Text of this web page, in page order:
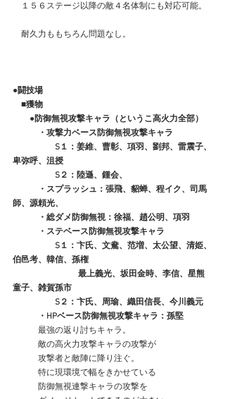
１５６ステージ以降の敵４名体制にも対応可能。
耐久力ももちろん問題なし。
●闘技場
■獲物
●防御無視攻撃キャラ（というこ高火力全部）
・攻撃力ベース防御無視攻撃キャラ
S１：姜維、曹彰、項羽、劉邦、雷震子、
卑弥呼、沮授
S２：陸遜、鍾会、
・スプラッシュ：張飛、貂蝉、程イク、司馬
師、源頼光、
・総ダメ防御無視：徐福、趙公明、項羽
・ステベース防御無視攻撃キャラ
S１：卞氏、文鴦、范増、太公望、清姫、
伯邑考、韓信、孫権
最上義光、坂田金時、李信、星熊
童子、雑賀孫市
S２：卞氏、周瑜、織田信長、今川義元
・HPベース防御無視攻撃キャラ：孫堅
最強の返り討ちキャラ。
敵の高火力攻撃キャラの攻撃が
攻撃者と敵陣に降り注ぐ。
特に現環境で幅をきかせている
防御無視連撃キャラの攻撃を